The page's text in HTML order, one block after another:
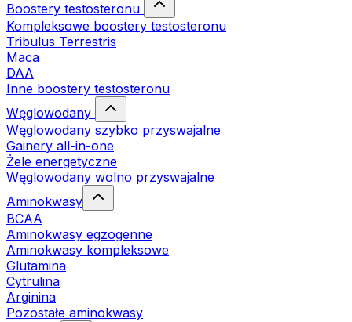
Boostery testosteronu
Kompleksowe boostery testosteronu
Tribulus Terrestris
Maca
DAA
Inne boostery testosteronu
Węglowodany
Węglowodany szybko przyswajalne
Gainery all-in-one
Żele energetyczne
Węglowodany wolno przyswajalne
Aminokwasy
BCAA
Aminokwasy egzogenne
Aminokwasy kompleksowe
Glutamina
Cytrulina
Arginina
Pozostałe aminokwasy